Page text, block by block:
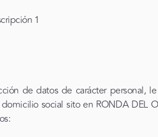
1
de datos de carácter personal,
social sito en RONDA DEL